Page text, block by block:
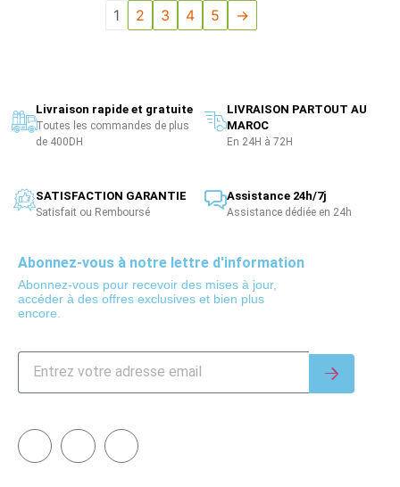
1 2 3 4 5 →
Livraison rapide et gratuite
Toutes les commandes de plus
de 400DH
LIVRAISON PARTOUT AU
MAROC
En 24H à 72H
SATISFACTION GARANTIE
Satisfait ou Remboursé
Assistance 24h/7j
Assistance dédiée en 24h
Abonnez-vous à notre lettre d'information
Abonnez-vous pour recevoir des mises à jour,
accéder à des offres exclusives et bien plus
encore.